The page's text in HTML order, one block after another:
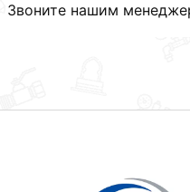
Звоните нашим